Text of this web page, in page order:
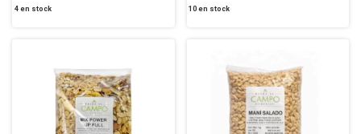
4en stock 10 en stock